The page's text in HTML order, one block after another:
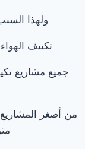
ولهذا
تكييف
جميع مشاريع
من أصغر المشاريع